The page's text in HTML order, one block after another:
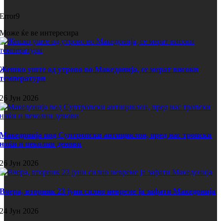
Error9
Може ќе ве интересира
Жешко уште од утрово во Македонија, се мерат високи
температури
26 Јун 2026
Македонија под Суптропски антициклон, пред нас тропски
ноќи и пеколни денови
26 Јун 2026
Вчера, вторник 23 јуни силно невреме ја зафати Македонија
24 Јун 2026